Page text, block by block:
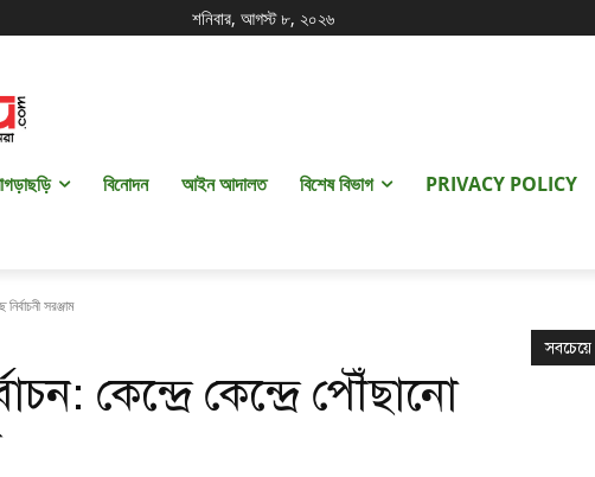
শনিবার, আগস্ট ৮, ২০২৬
বিনোদন আইন আদালত বিশেষ বিভাগ PRIVACY POLICY
সরঞ্জাম
কেন্দ্রে কেন্দ্রে পৌঁছানো